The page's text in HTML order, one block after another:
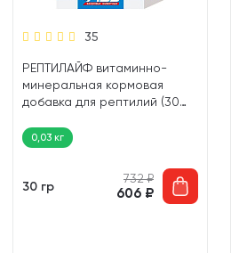
35
РЕПТИЛАЙФ витаминно-
минеральная кормовая
добавка для рептилий (30
0,03 кг
30 гр
732₽
606 ₽